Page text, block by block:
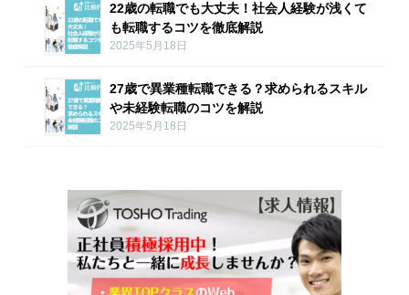
22歳の転職でも大丈夫！社会人経験が浅くて
も転職するコツを徹底解説
2025年5月18日
27歳で異業種転職できる？求められるスキル
や未経験転職のコツを解説
2025年5月18日